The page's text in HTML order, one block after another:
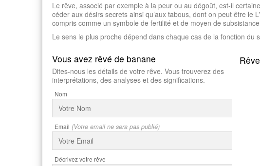
Le rêve, associé par exemple à la peur ou au dégoût, est-il
céder aux désirs secrets ainsi qu’aux tabous, dont on peut être
compris comme un symbole de fertilité et de moyen de
Le sens le plus proche dépend dans chaque cas de la fonction du
Vous avez rêvé de banane
Dites-nous les détails de votre rêve. Vous trouverez des
interprétations, des analyses et des significations.
Nom
Email (Votre email ne sera pas publié)
Décrivez votre rêve